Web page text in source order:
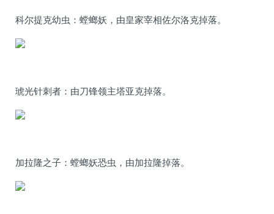
科尔提克幼虫：螳螂妖，由皇家宰相佐尔洛克掉落。
琥光针刺者：由刀锋领主塔亚克掉落。
加拉隆之子：螳螂妖恐虫，由加拉隆掉落。